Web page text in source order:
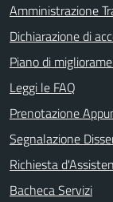
Amministrazione
Dichiarazione di
Piano di
Leggi le FAQ
Prenotazione
Segnalazione
Richiesta
Bacheca Servizi